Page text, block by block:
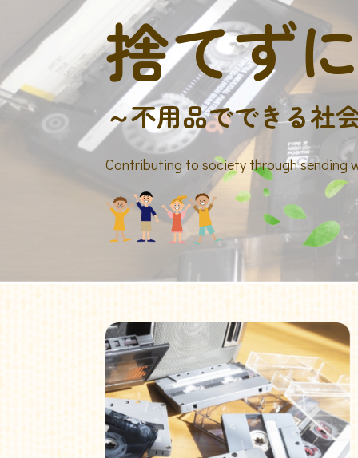
捨てず
～不用品でできる社
Contributing to society through sending